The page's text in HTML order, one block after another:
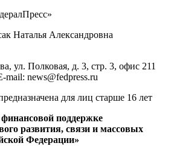
Наталья Александровна
ул. Полковая, д. 3, стр. 3, офис 211
mail: news@fedpress.ru
для лиц старше 16 лет
поддержке
развития, связи и массовых
Федерации»